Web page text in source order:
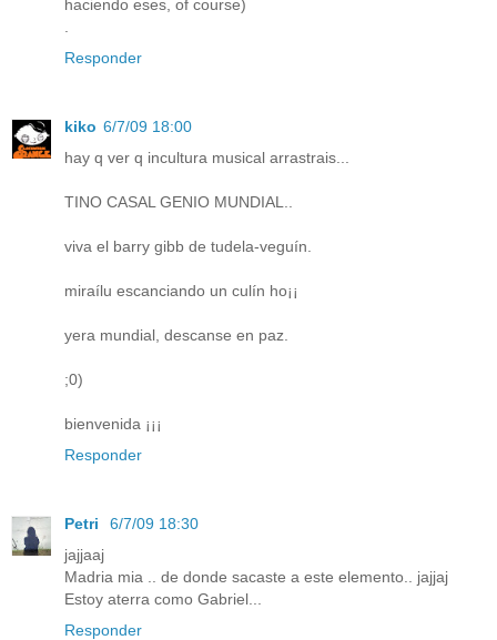
haciendo eses, of course)
Responder
kiko 6/7/09 18:00
hay q ver q incultura musical arrastrais...
TINO CASAL GENIO MUNDIAL..
viva el barry gibb de tudela-veguín.
miraílu escanciando un culín ho¡¡
yera mundial, descanse en paz.
;0)
bienvenida ¡¡¡
Responder
Petri
6/7/09 18:30
jajjaaj
Madria mia .. de donde sacaste a este elemento.. jajjaj
Estoy aterra como Gabriel...
Responder